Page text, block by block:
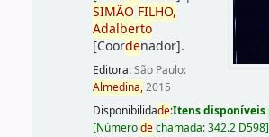
SIMÃO FILHO,
Adalberto
[Coordenador].
Editora:São Paulo:
Almedina,2015
Disponibilidade:Itens disponíveis
[Númerodechamada:342.2 D598]